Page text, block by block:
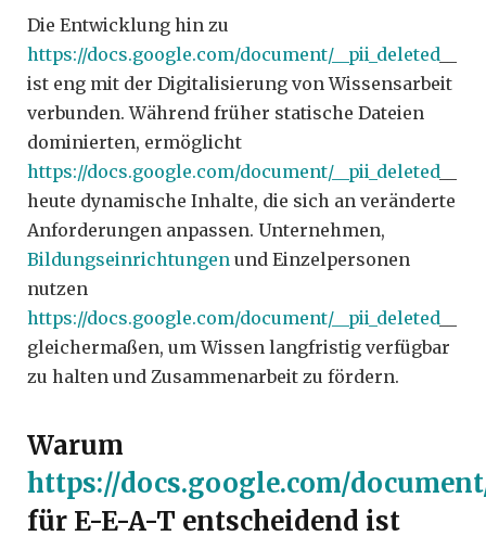
Die Entwicklung hin zu
https://docs.google.com/document/__pii_deleted
ist eng mit der Digitalisierung von Wissensarbeit
verbunden. Während früher statische Dateien
dominierten, ermöglicht
https://docs.google.com/document/__pii_deleted
heute dynamische Inhalte, die sich an veränderte
Anforderungen anpassen. Unternehmen,
Bildungseinrichtungen und Einzelpersonen
nutzen
https://docs.google.com/document/__pii_deleted
gleichermaßen, um Wissen langfristig verfügbar
zu halten und Zusammenarbeit zu fördern.
Warum
https://docs.google.com/
für E-E-A-T entscheidend ist